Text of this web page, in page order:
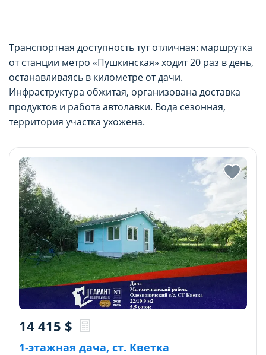
Транспортная доступность тут отличная: маршрутка
от станции метро «Пушкинская» ходит 20 раз в день,
останавливаясь в километре от дачи.
Инфраструктура обжитая, организована доставка
продуктов и работа автолавки. Вода сезонная,
территория участка ухожена.
1-этажная дача, ст. Кветка
14 415 $